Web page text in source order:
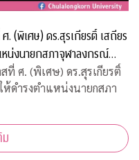
. (พิเศษ) ดร.สุรเกียรติ์ เสถียร
หน่งนายกสภาจุฬาลงกรณ์
ที่ ศ. (พิเศษ) ดร.สุรเกียรติ์
ห้ดำรงตำแหน่งนายกสภา
ม